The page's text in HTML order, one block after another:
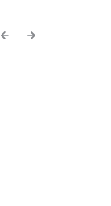
Previous
Next